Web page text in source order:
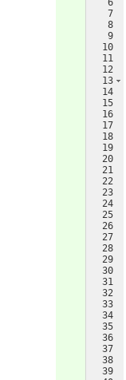
6
7
8
9
10
11
12
13
14
15
16
17
18
19
20
21
22
23
24
25
26
27
28
29
30
31
32
33
34
35
36
37
38
39